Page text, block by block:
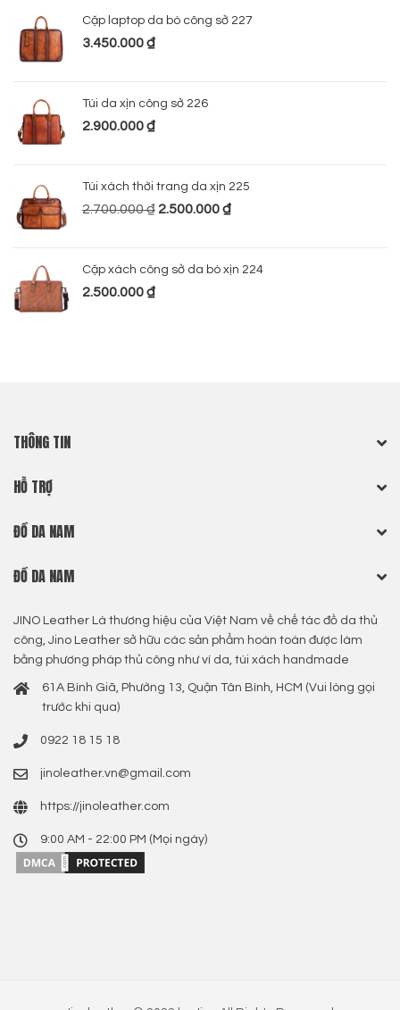
Cặp laptop da bò công sở 227
3.450.000₫
Túi da xịn công sở 226
2.900.000₫
Túi xách thời trang da xịn 225
2.700.000₫ 2.500.000₫
Cặp xách công sở da bò xịn 224
2.500.000₫
THÔNG TIN
HỖ TRỢ
ĐỒ DA NAM
ĐỒ DA NAM
JINO Leather Là thương hiệu của Việt Nam về chế tác đồ da thủ
công, Jino Leather sở hữu các sản phẩm hoàn toàn được làm
bằng phương pháp thủ công như ví da, túi xách handmade
61A Bình Giã, Phường 13, Quận Tân Bình, HCM (Vui lòng gọi
trước khi qua)
0922 18 15 18
jinoleather.vn@gmail.com
https://jinoleather.com
9:00 AM - 22:00 PM (Mọi ngày)